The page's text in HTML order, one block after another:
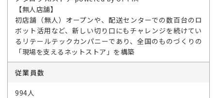
【無人店舗】
初店舗（無人）オープンや、配送センターでの数百台のロ
ボット活用など、新しい切り口にもチャレンジを続けてい
るリテールテックカンパニーであり、全国のものづくりの
「現場を支えるネットストア」を構築
従業員数
994人